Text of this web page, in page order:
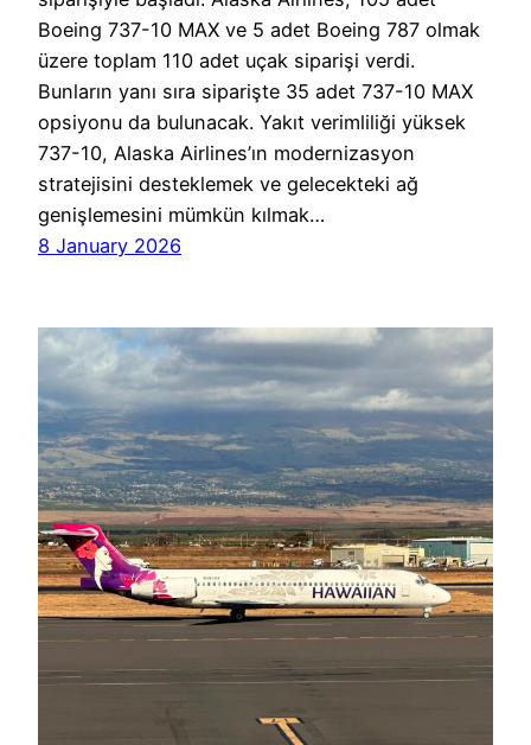
Boeing 737-10 MAX ve 5 adet Boeing 787 olmak
üzere toplam 110 adet uçak siparişi verdi.
Bunların yanı sıra siparişte 35 adet 737-10 MAX
opsiyonu da bulunacak. Yakıt verimliliği yüksek
737-10, Alaska Airlines’ın modernizasyon
stratejisini desteklemek ve gelecekteki ağ
genişlemesini mümkün kılmak…
8 January 2026